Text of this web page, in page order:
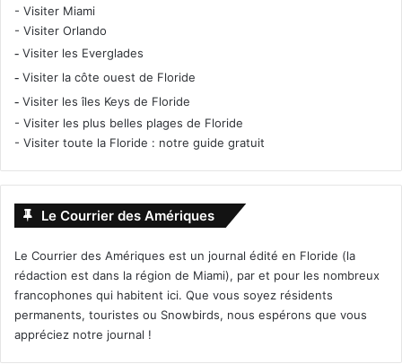
- Visiter Miami
- Visiter Orlando
- Visiter les Everglades
- Visiter la côte ouest de Floride
- Visiter les îles Keys de Floride
- Visiter les plus belles plages de Floride
- Visiter toute la Floride : notre guide gratuit
Le Courrier des Amériques
Le Courrier des Amériques est un journal édité en Floride (la
rédaction est dans la région de Miami), par et pour les nombreux
francophones qui habitent ici. Que vous soyez résidents
permanents, touristes ou Snowbirds, nous espérons que vous
appréciez notre journal !